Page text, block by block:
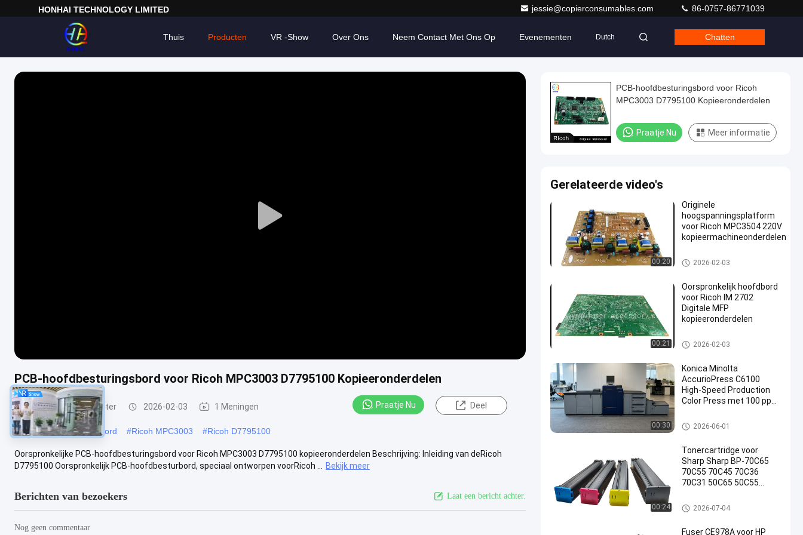
HONHAI TECHNOLOGY LIMITED jessie@copierconsumables.com 86-0757-86771039
Thuis Producten VR -show Over Ons Neem Contact Met Ons Op Evenementen Dutch Chatten
Play
PCB-hoofdbesturingsbord voor Ricoh MPC3003 D7795100 Kopieeronderdelen
Printbord van de printer 2026-02-03 1 Meningen Praatje Nu Deel
#PCB-hoofdbesturingsbord #Ricoh MPC3003 #Ricoh D7795100
Oorspronkelijke PCB-hoofdbesturingsbord voor Ricoh MPC3003 D7795100 kopieeronderdelen Beschrijving: Inleiding van deRicoh
D7795100 Oorspronkelijk PCB-hoofdbesturbord, speciaal ontworpen voorRicoh ...
Bekijk meer
Berichten van bezoekers Laat een bericht achter.
Nog geen commentaar
PCB-hoofdbesturingsbord voor Ricoh
MPC3003 D7795100 Kopieeronderdelen
Praatje Nu Meer informatie
Gerelateerde video's
00:20
Originele
hoogspanningsplatform
voor Ricoh MPC3504 220V
kopieermachineonderdelen
Ricoh hoofdbord
2026-02-03
00:21
Oorspronkelijk hoofdbord
voor Ricoh IM 2702
Digitale MFP
kopieeronderdelen
Ricoh hoofdbord
2026-02-03
00:30
Konica Minolta
AccurioPress C6100
High-Speed Production
Color Press met 100 ppm,
en 400 g/m2 Media
Capaciteit
epson printer
2026-06-01
00:24
Tonercartridge voor
Sharp Sharp BP-70C65
70C55 70C45 70C36
70C31 50C65 50C55
50C45 50C36 50C31
50C26 55C26
Scherpe tonercartridge
2026-07-04
Fuser CE978A voor HP